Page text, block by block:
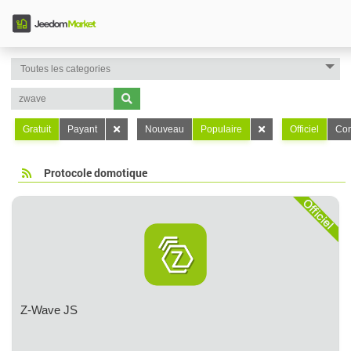
Gratuit Payant Nouveau Populaire Officiel
Protocole domotique
Z-Wave JS